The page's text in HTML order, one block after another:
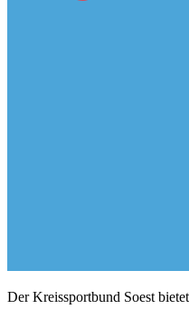
Der Kreissportbund Soest